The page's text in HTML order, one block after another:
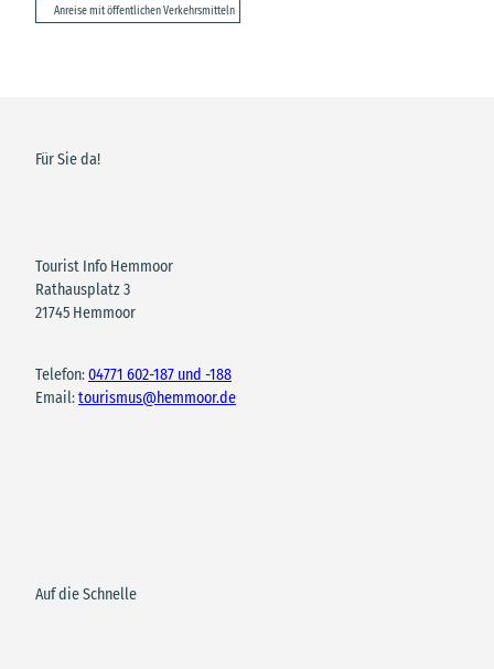
Anreise mit öffentlichen Verkehrsmitteln
Für Sie da!
Tourist Info Hemmoor
Rathausplatz 3
21745 Hemmoor
Telefon:04771 602-187 und -188
Email:tourismus@hemmoor.de
Auf die Schnelle